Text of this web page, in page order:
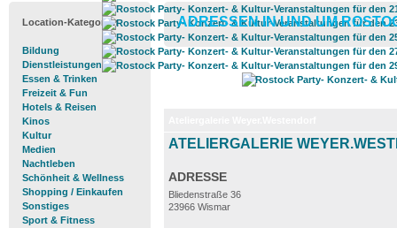
Location-Kategorien
Bildung
Dienstleistungen
Essen & Trinken
Freizeit & Fun
Hotels & Reisen
Kinos
Kultur
Medien
Nachtleben
Schönheit & Wellness
Shopping / Einkaufen
Sonstiges
Sport & Fitness
ADRESSEN IN UND UM
ATELIERGALERIE
ADRESSE
Bliedenstraße 36
23966 Wismar